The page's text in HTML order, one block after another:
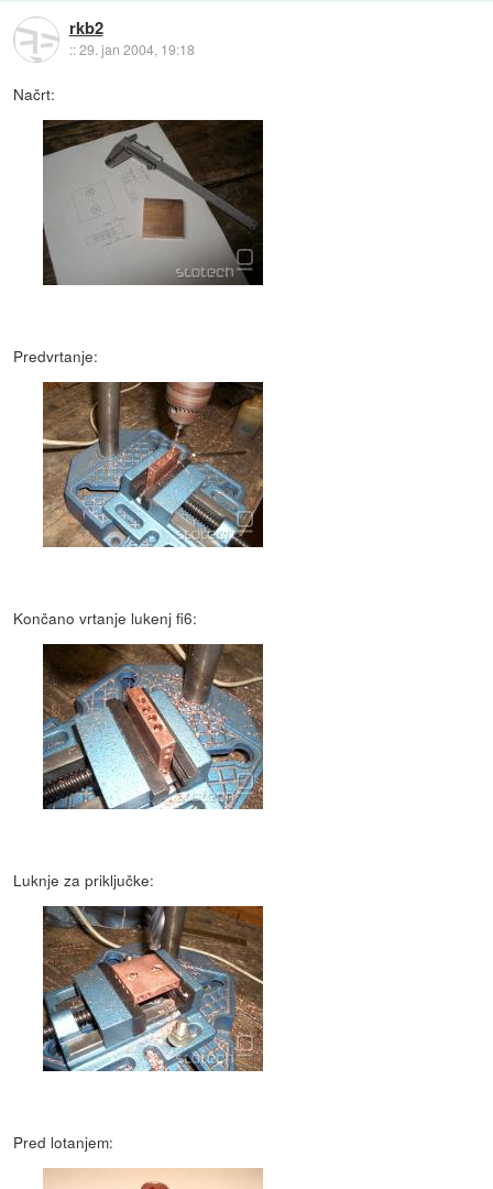
rkb2
::29. jan 2004, 19:18
Načrt:
Predvrtanje:
Končano vrtanje lukenj fi6:
Luknje za priključke:
Pred lotanjem: